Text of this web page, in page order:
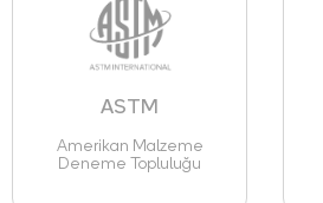
ASTM
Amerikan Malzeme
Deneme Topluluğu